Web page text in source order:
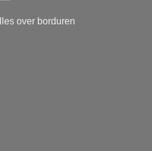
over borduren